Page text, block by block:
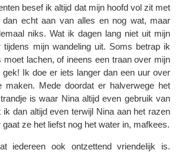
besef ik altijd dat mijn hoofd vol zit met
dan echt aan van alles en nog wat, maar
niks. Wat ik dagen lang niet uit mijn
mijn wandeling uit. Soms betrap ik
moet lachen, of ineens een traan over mijn
gek! Ik doe er iets langer dan een uur over
Mede doordat er halverwege het
is waar Nina altijd even gebruik van
dan altijd even terwijl Nina aan het razen
ze het liefst nog het water in, mafkees.
iedereen ook ontzettend vriendelijk is.